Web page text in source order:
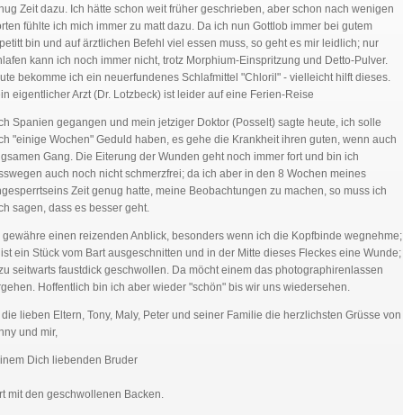
Zeit dazu. Ich hätte schon weit früher geschrieben, aber schon nach wenigen
fühlte ich mich immer zu matt dazu. Da ich nun Gottlob immer bei gutem
bin und auf ärztlichen Befehl viel essen muss, so geht es mir leidlich; nur
kann ich noch immer nicht, trotz Morphium-Einspritzung und Detto-Pulver.
bekomme ich ein neuerfundenes Schlafmittel "Chloril" - vielleicht hilft dieses.
eigentlicher Arzt (Dr. Lotzbeck) ist leider auf eine Ferien-Reise
Spanien gegangen und mein jetziger Doktor (Posselt) sagte heute, ich solle
"einige Wochen" Geduld haben, es gehe die Krankheit ihren guten, wenn auch
Gang. Die Eiterung der Wunden geht noch immer fort und bin ich
auch noch nicht schmerzfrei; da ich aber in den 8 Wochen meines
Zeit genug hatte, meine Beobachtungen zu machen, so muss ich
sagen, dass es besser geht.
gewähre einen reizenden Anblick, besonders wenn ich die Kopfbinde wegnehme;
ein Stück vom Bart ausgeschnitten und in der Mitte dieses Fleckes eine Wunde;
seitwarts faustdick geschwollen. Da möcht einem das photographirenlassen
Hoffentlich bin ich aber wieder "schön" bis wir uns wiedersehen.
lieben Eltern, Tony, Maly, Peter und seiner Familie die herzlichsten Grüsse von
und mir,
Dich liebenden Bruder
mit den geschwollenen Backen.